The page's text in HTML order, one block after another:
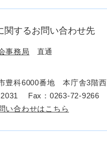
関するお問い合わせ先
事務局 直通
豊科6000番地 本庁舎3階西
Fax：0263-72-9266
い合わせはこちら